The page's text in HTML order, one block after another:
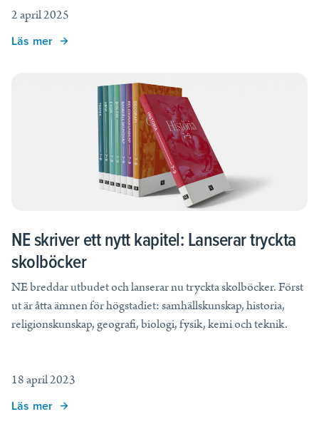
2 april 2025
Läs mer
NE skriver ett nytt kapitel: Lanserar tryckta
skolböcker
NE breddar utbudet och lanserar nu tryckta skolböcker. Först
ut är åtta ämnen för högstadiet: samhällskunskap, historia,
religionskunskap, geografi, biologi, fysik, kemi och teknik.
18 april 2023
Läs mer